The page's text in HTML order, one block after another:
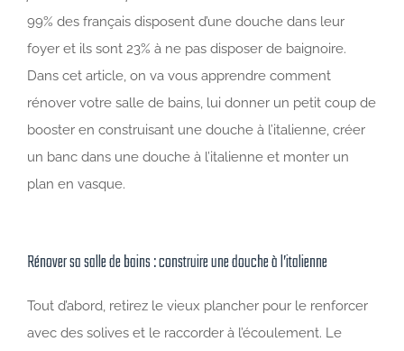
99% des français disposent d’une douche dans leur
foyer et ils sont 23% à ne pas disposer de baignoire.
Dans cet article, on va vous apprendre comment
rénover votre salle de bains, lui donner un petit coup de
booster en construisant une douche à l’italienne, créer
un banc dans une douche à l’italienne et monter un
plan en vasque.
Rénover sa salle de bains : construire une douche à l’italienne
Tout d’abord, retirez le vieux plancher pour le renforcer
avec des solives et le raccorder à l’écoulement. Le